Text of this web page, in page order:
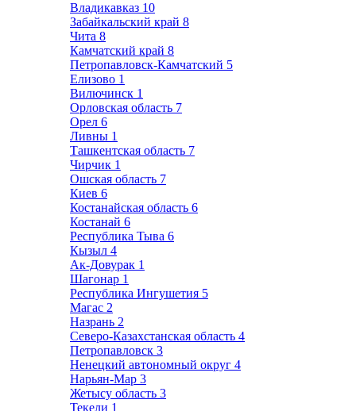
Владикавказ 10
Забайкальский край 8
Чита 8
Камчатский край 8
Петропавловск-Камчатский 5
Елизово 1
Вилючинск 1
Орловская область 7
Орел 6
Ливны 1
Ташкентская область 7
Чирчик 1
Ошская область 7
Киев 6
Костанайская область 6
Костанай 6
Республика Тыва 6
Кызыл 4
Ак-Довурак 1
Шагонар 1
Республика Ингушетия 5
Магас 2
Назрань 2
Северо-Казахстанская область 4
Петропавловск 3
Ненецкий автономный округ 4
Нарьян-Мар 3
Жетысу область 3
Текели 1